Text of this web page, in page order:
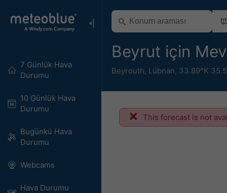
7 Günlük Hava
Durumu
10 Günlük Hava
Durumu
Bugünkü Hava
Durumu
Webcams
Hava Durumu
Beyrut için
Beyrouth, Lübnan, 33.89°K
This forecast is not